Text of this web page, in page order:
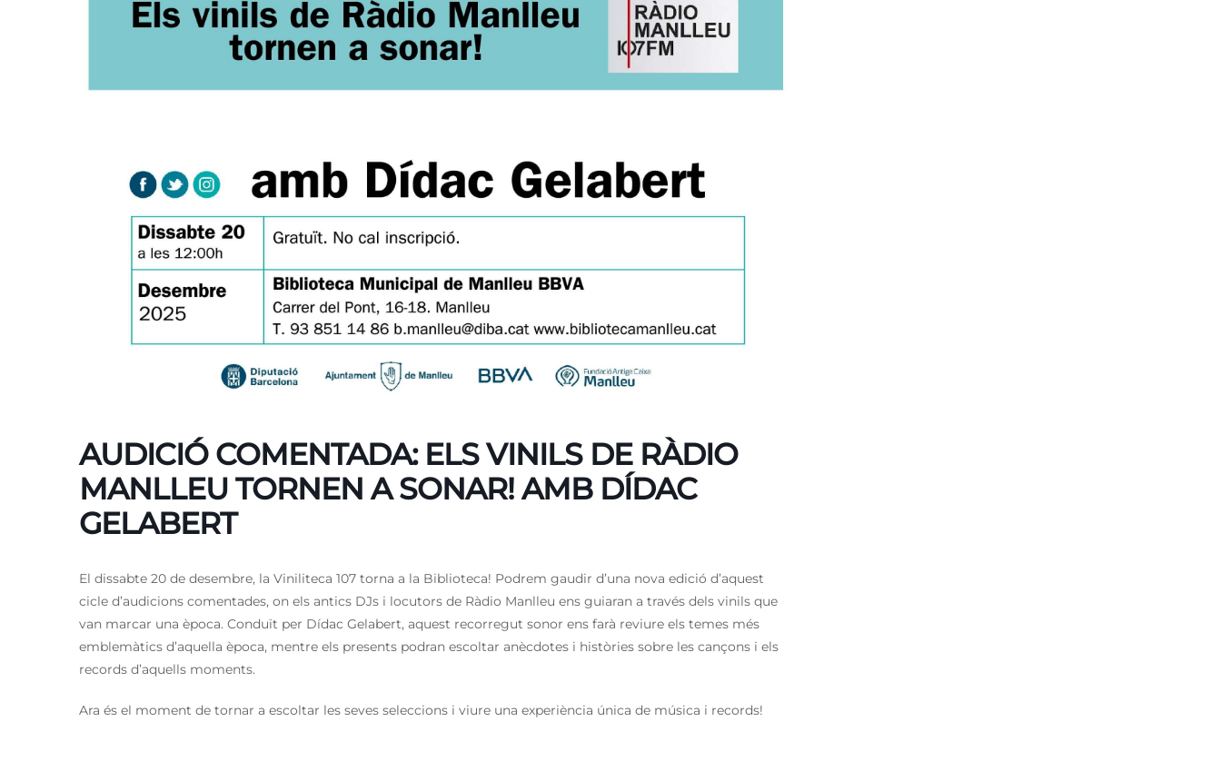
AUDICIÓ COMENTADA: ELS VINILS DE RÀDIO
MANLLEU TORNEN A SONAR! AMB DÍDAC
GELABERT
El dissabte 20 de desembre, la Viniliteca 107 torna a la Biblioteca! Podrem gaudir d’una nova edició d’aquest
cicle d’audicions comentades, on els antics DJs i locutors de Ràdio Manlleu ens guiaran a través dels vinils que
van marcar una època. Conduït per Dídac Gelabert, aquest recorregut sonor ens farà reviure els temes més
emblemàtics d’aquella època, mentre els presents podran escoltar anècdotes i històries sobre les cançons i els
records d’aquells moments.
Ara és el moment de tornar a escoltar les seves seleccions i viure una experiència única de música i records!